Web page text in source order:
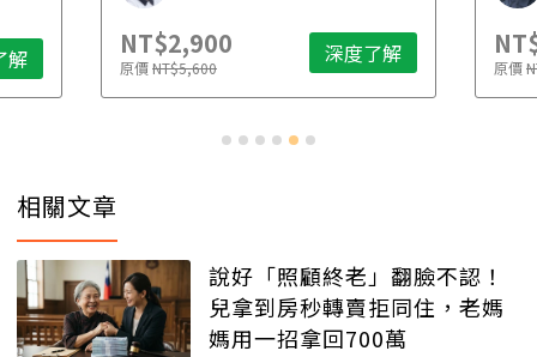
解 NT$2,900
原價NT$5,600 深度了解 原價
相關文章
說好「照顧終老」翻臉不認！
兒拿到房秒轉賣拒同住，老媽
媽用一招拿回700萬